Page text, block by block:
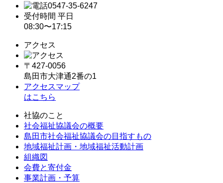
0547-35-6247
受付時間 平日
08:30〜17:15
アクセス
〒427-0056
島田市大津通2番の1
アクセスマップ
はこちら
社協のこと
社会福祉協議会の概要
島田市社会福祉協議会の目指すもの
地域福祉計画・地域福祉活動計画
組織図
会費と寄付金
事業計画・予算